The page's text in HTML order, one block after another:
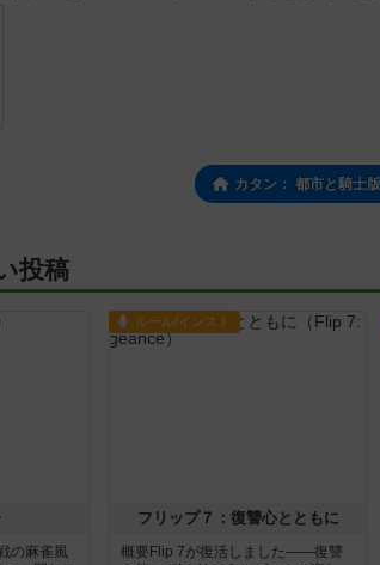
カタン： 都市と騎士
投稿
の麻雀風
ルール/インスト
フリップ７：復讐心とともに
概要Flip 7が復活しました――復讐